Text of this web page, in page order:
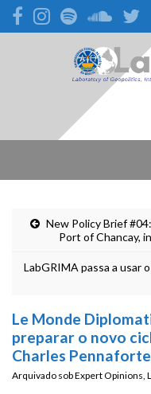
Search for:
New Policy Brief
Port of Chancay,
LabGRIMA passa a usar
Le Monde
preparar o novo
Charles Pennaforte
Arquivado sobExpert Opinions,